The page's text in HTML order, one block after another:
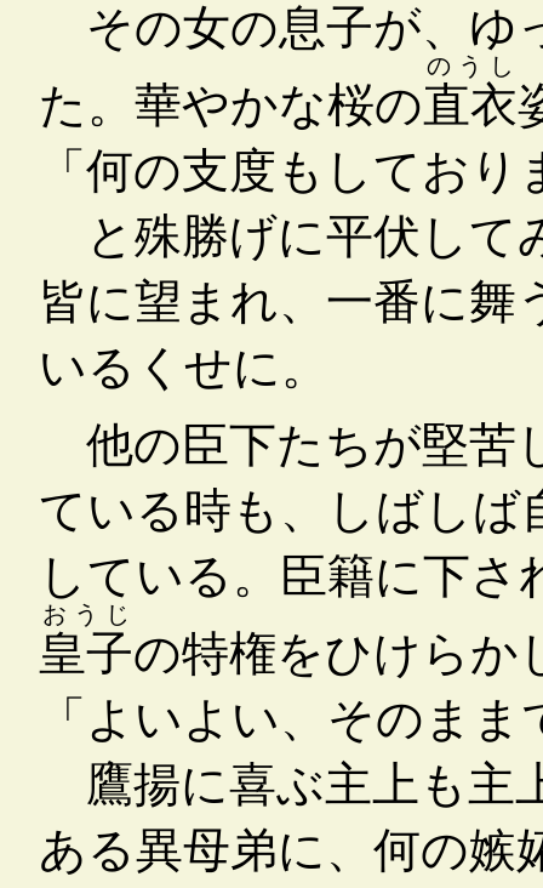
その女の息子が、ゆ
た。華やかな桜の直衣
のうし
「何の支度もしてお
と殊勝げに平伏して
皆に望まれ、一番に舞
いるくせに。
他の臣下たちが堅苦
ている時も、しばしば
している。臣籍に下
皇子
おうじ
の特権をひけらか
「よいよい、そのまま
鷹揚に喜ぶ主上も主
ある異母弟に、何の嫉